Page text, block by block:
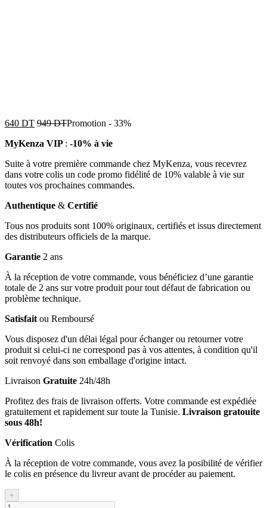
640 DT 949DTPromotion - 33%
MyKenza VIP : -10% à vie
Suite à votre première commande chez MyKenza, vous recevrez
dans votre colis un code promo fidélité de 10% valable à vie sur
toutes vos prochaines commandes.
Authentique & Certifié
Tous nos produits sont 100% originaux, certifiés et issus directement
des distributeurs officiels de la marque.
Garantie 2 ans
À la réception de votre commande, vous bénéficiez d’une garantie
totale de 2 ans sur votre produit pour tout défaut de fabrication ou
problème technique.
Satisfait ou Remboursé
Vous disposez d'un délai légal pour échanger ou retourner votre
produit si celui-ci ne correspond pas à vos attentes, à condition qu'il
soit renvoyé dans son emballage d'origine intact.
Livraison Gratuite 24h/48h
Profitez des frais de livraison offerts. Votre commande est expédiée
gratuitement et rapidement sur toute la Tunisie. Livraison gratouite
sous 48h!
Vérification Colis
À la réception de votre commande, vous avez la posibilité de vérifier
le colis en présence du livreur avant de procéder au paiement.
+